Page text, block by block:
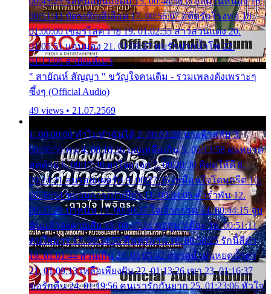
00:51:43 บัตรเชิญสีเลือด 17. 00:56:07 อดีตรักโรงทอ 18.
01:00:00 เขมรไล่ควาย 19. 01:02:55 สาวสวนแตง 20.
01:05:51 แอบมอง 21. 01:09:27 พบรักปากน้ำโพ 22.
01:13:06 สายัณห์เมา
" สายัณห์ สัญญา " ขวัญใจคนเดิม - รวมเพลงดังเพราะๆ
ซึ้งๆ (Official Audio)
49 views • 21.07.2569
1. 00:00:00 ทำไมทำฉันได้ 2. 00:03:20 นางฟ้าสลัม 3.
00:06:50 คน 4. 00:10:36 บุญเหลือเกิน 5. 00:13:58 ฝนหยาด
สุดท้าย 6. 00:17:30 ยาใจยาจก 7. 00:20:30 คิดดูให้ดี 8.
00:24:21 ลบรอยแผลรัก 9. 00:27:35 เหมือนใจโดนกรีด 10.
00:30:54 ขบวนการเปาเปียว 11. 00:34:05 คำรำพัน 12.
00:37:20 ปาหนัน 13. 00:40:37 ใจเจ้ากรรม 14. 00:44:15 จูบ
ฉันแล้วจงตายเสีย 15. 00:47:24 ขอสูมาเต๊อะ 16. 00:51:11
คนใจมาร 17. 00:54:50 คืนทรมาน 18. 00:58:25 รักนี้สีดำ
19. 01:01:44 ส่วนเกิน 20. 01:05:42 หยาดน้ำฝนหยดน้ำตา
21. 01:09:13 เหลือเพียงฝัน 22. 01:13:26 เขา 23. 01:16:37
ขอรักคืน 24. 01:19:56 คนเรารักกันยาก 25. 01:23:06 หัวใจ